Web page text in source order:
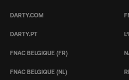
DARTY.COM
DARTY.PT
FNAC BELGIQUE (FR)
FNAC BELGIQUE (NL)